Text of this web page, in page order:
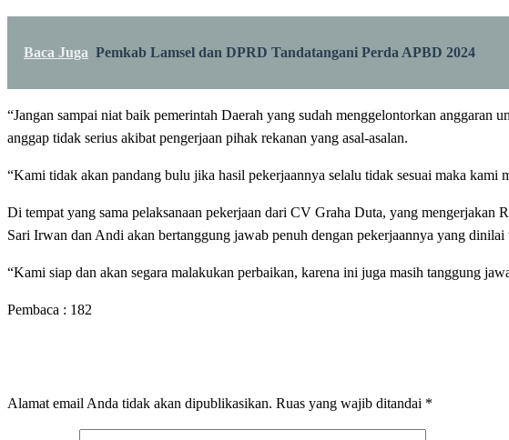
Baca Juga Pemkab Lamsel dan DPRD Tandatangani Perda APBD 2024
“Jangan sampai niat baik pemerintah Daerah yang sudah menggelontorkan anggaran
anggap tidak serius akibat pengerjaan pihak rekanan yang asal-asalan.
“Kami tidak akan pandang bulu jika hasil pekerjaannya selalu tidak sesuai maka
Di tempat yang sama pelaksanaan pekerjaan dari CV Graha Duta, yang
Sari Irwan dan Andi akan bertanggung jawab penuh dengan pekerjaannya yang dinilai
“Kami siap dan akan segara malakukan perbaikan, karena ini juga masih tanggung
Pembaca : 182
Alamat email Anda tidak akan dipublikasikan. Ruas yang wajib ditandai *